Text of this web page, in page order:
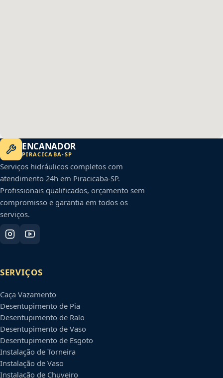
ENCANADOR
PIRACICABA-SP
Serviços hidráulicos completos com
atendimento 24h em Piracicaba-SP.
Profissionais qualificados, orçamento sem
compromisso e garantia em todos os
serviços.
SERVIÇOS
Caça Vazamento
Desentupimento de Pia
Desentupimento de Ralo
Desentupimento de Vaso
Desentupimento de Esgoto
Instalação de Torneira
Instalação de Vaso
Instalação de Chuveiro